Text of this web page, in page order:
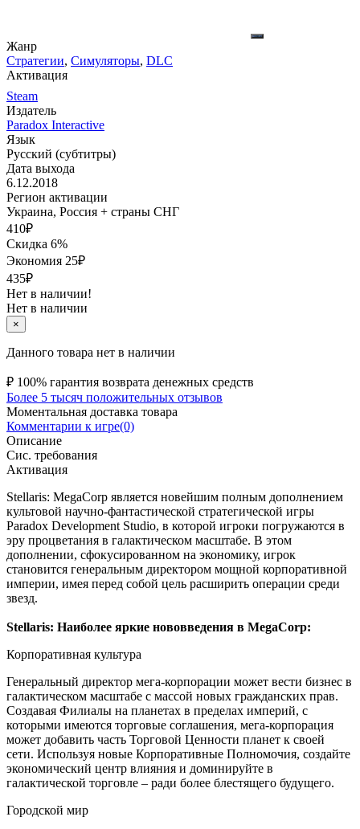
Жанр
Стратегии, Симуляторы, DLC
Активация
Steam
Издатель
Paradox Interactive
Язык
Русский (субтитры)
Дата выхода
6.12.2018
Регион активации
Украина, Россия + страны СНГ
410₽
Скидка 6%
Экономия 25₽
435₽
Нет в наличии!
Нет в наличии
×
Данного товара нет в наличии
₽ 100% гарантия возврата денежных средств
Более 5 тысяч положительных отзывов
Моментальная доставка товара
Комментарии к игре(0)
Описание
Сис. требования
Активация
Stellaris: MegaCorp является новейшим полным дополнением
культовой научно-фантастической стратегической игры
Paradox Development Studio, в которой игроки погружаются в
эру процветания в галактическом масштабе. В этом
дополнении, сфокусированном на экономику, игрок
становится генеральным директором мощной корпоративной
империи, имея перед собой цель расширить операции среди
звезд.
Stellaris: Наиболее яркие нововведения в MegaCorp:
Корпоративная культура
Генеральный директор мега-корпорации может вести бизнес в
галактическом масштабе с массой новых гражданских прав.
Создавая Филиалы на планетах в пределах империй, с
которыми имеются торговые соглашения, мега-корпорация
может добавить часть Торговой Ценности планет к своей
сети. Используя новые Корпоративные Полномочия, создайте
экономический центр влияния и доминируйте в
галактической торговле – ради более блестящего будущего.
Городской мир